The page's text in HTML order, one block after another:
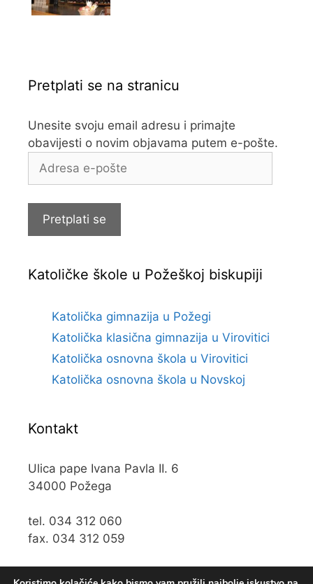
Pretplati se na stranicu
Unesite svoju email adresu i primajte
obavijesti o novim objavama putem e-pošte.
Adresa
Pretplati se
Katoličke škole u Požeškoj biskupiji
Katolička gimnazija u Požegi
Katolička klasična gimnazija u Virovitici
Katolička osnovna škola u Virovitici
Katolička osnovna škola u Novskoj
Kontakt
Ulica pape Ivana Pavla II. 6
34000 Požega
tel. 034 312 060
fax. 034 312 059